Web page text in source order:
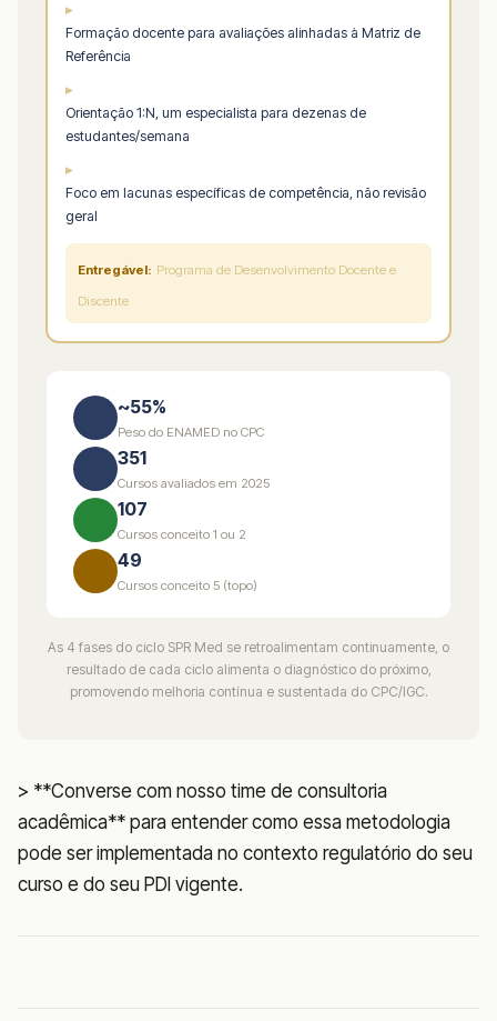
▸
Formação docente para avaliações alinhadas à Matriz de
Referência
▸
Orientação 1:N, um especialista para dezenas de
estudantes/semana
▸
Foco em lacunas específicas de competência, não revisão
geral
Entregável: Programa de Desenvolvimento Docente e
Discente
~55%
Peso do ENAMED no CPC
351
Cursos avaliados em 2025
107
Cursos conceito 1 ou 2
49
Cursos conceito 5 (topo)
As 4 fases do ciclo SPR Med se retroalimentam continuamente, o
resultado de cada ciclo alimenta o diagnóstico do próximo,
promovendo melhoria contínua e sustentada do CPC/IGC.
> **Converse com nosso time de consultoria
acadêmica** para entender como essa metodologia
pode ser implementada no contexto regulatório do seu
curso e do seu PDI vigente.